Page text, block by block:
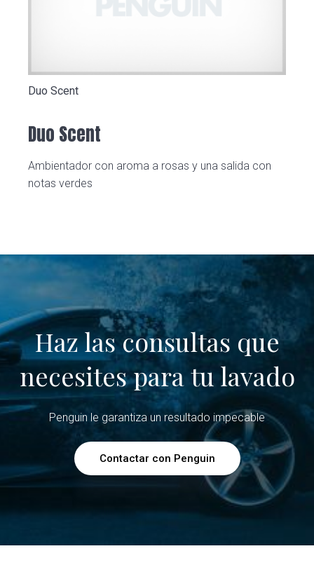
Duo Scent
Duo Scent
Ambientador con aroma a rosas y una salida con
notas verdes
Haz las consultas que
necesites para tu lavado
Penguin le garantiza un resultado impecable
Contactar con Penguin